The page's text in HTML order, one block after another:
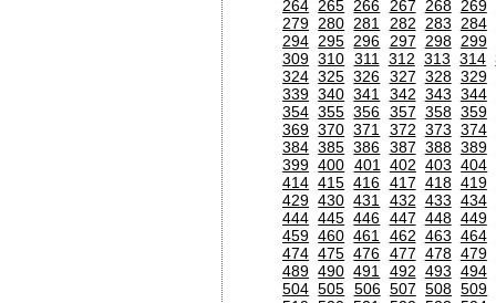
264 265 266 267 268 269
279 280 281 282 283 284
294 295 296 297 298 299
309 310 311 312 313 314
324 325 326 327 328 329
339 340 341 342 343 344
354 355 356 357 358 359
369 370 371 372 373 374
384 385 386 387 388 389
399 400 401 402 403 404
414 415 416 417 418 419
429 430 431 432 433 434
444 445 446 447 448 449
459 460 461 462 463 464
474 475 476 477 478 479
489 490 491 492 493 494
504 505 506 507 508 509